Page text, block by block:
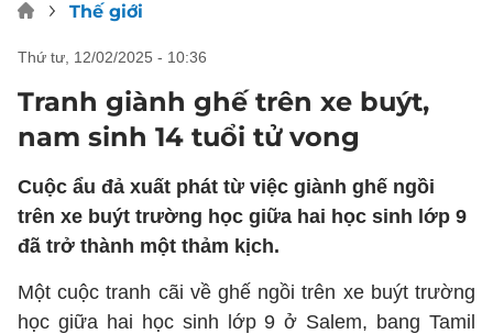
Thế giới
thứ tư, 12/02/2025 - 10:36
Tranh giành ghế trên xe buýt,
nam sinh 14 tuổi tử vong
Cuộc ẩu đả xuất phát từ việc giành ghế ngồi
trên xe buýt trường học giữa hai học sinh lớp 9
đã trở thành một thảm kịch.
Một cuộc tranh cãi về ghế ngồi trên xe buýt trường
học giữa hai học sinh lớp 9 ở Salem, bang Tamil